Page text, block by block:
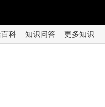
科 知识问答 更多知识